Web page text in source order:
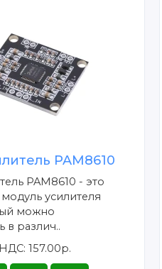
PAM8610
PAM8610 - это
усилителя
можно
в различ..
157.00р.